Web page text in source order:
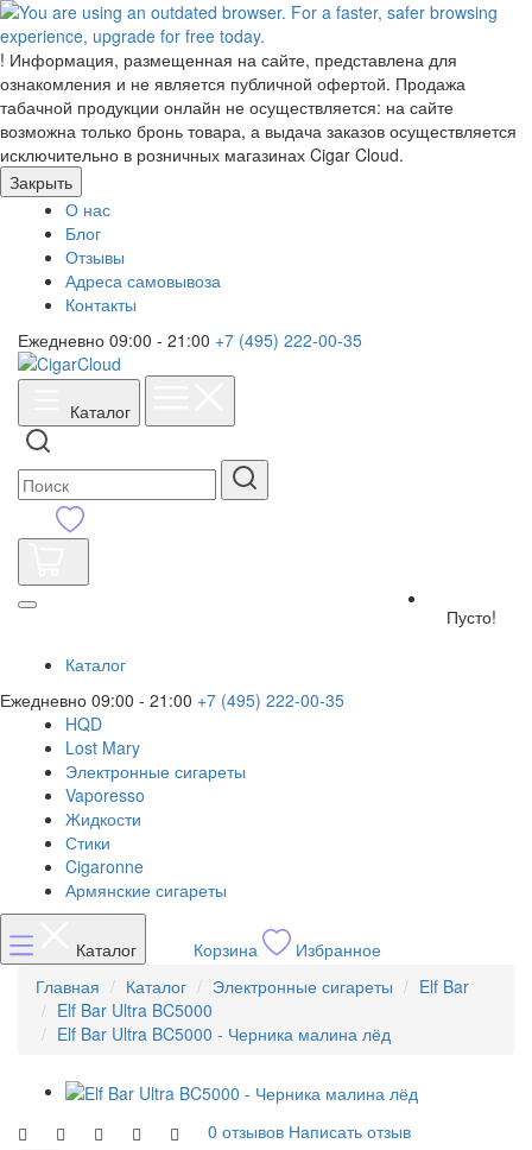
! Информация, размещенная на сайте, представлена для
ознакомления и не является публичной офертой. Продажа
табачной продукции онлайн не осуществляется: на сайте
возможна только бронь товара, а выдача заказов осуществляется
исключительно в розничных магазинах Cigar Cloud.
Закрыть
О нас
Блог
Отзывы
Адреса самовывоза
Контакты
Ежедневно 09:00 - 21:00 +7 (495) 222-00-35
Каталог
Пусто!
Каталог
Ежедневно 09:00 - 21:00 +7 (495) 222-00-35
HQD
Lost Mary
Электронные сигареты
Vaporesso
Жидкости
Стики
Cigaronne
Армянские сигареты
Каталог Корзина
Избранное
Главная
Каталог Электронные сигареты
Elf Bar
Elf Bar Ultra BC5000
Elf Bar Ultra BC5000 - Черника малина лёд
0 отзывов Написать отзыв